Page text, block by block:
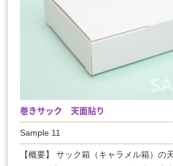
巻きサック 天面貼り
Sample 11
【概要】 サック箱（キャラメル箱）の